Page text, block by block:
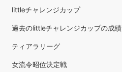
littleチャレンジカップ
過去のlittleチャレンジカップの成績
ティアラリーグ
女流令昭位決定戦